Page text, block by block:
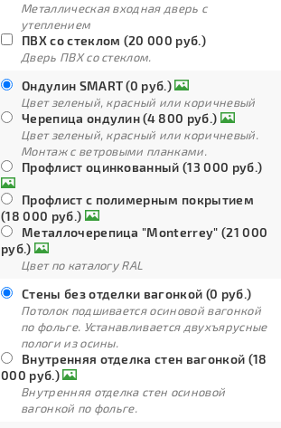
Металлическая входная дверь с
утеплением
ПВХ со стеклом (20 000 руб.)
Дверь ПВХ со стеклом.
Ондулин SMART (0 руб.)
Цвет зеленый, красный или коричневый
Черепица ондулин (4 800 руб.)
Цвет зеленый, красный или коричневый.
Монтаж с ветровыми планками.
Профлист оцинкованный (13 000 руб.)
Профлист с полимерным покрытием
(18 000 руб.)
Металлочерепица "Monterrey" (21 000
руб.)
Цвет по каталогу RAL
Стены без отделки вагонкой (0 руб.)
Потолок подшивается осиновой вагонкой
по фольге. Устанавливается двухъярусные
пологи из осины.
Внутренняя отделка стен вагонкой (18
000 руб.)
Внутренняя отделка стен осиновой
вагонкой по фольге.